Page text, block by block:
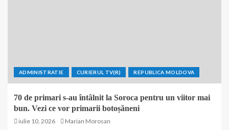
ADMINISTRATIE CURIERUL TV(R) REPUBLICA MOLDOVA
70 de primari s-au întâlnit la Soroca pentru un viitor mai
bun. Vezi ce vor primarii botoșăneni
iulie 10, 2026 Marian Morosan